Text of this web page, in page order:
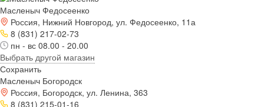
Масленыч Федосеенко
Россия, Нижний Новгород, ул. Федосеенко, 11а
8 (831) 217-02-73
пн - вс 08.00 - 20.00
Выбрать другой магазин
Сохранить
Масленыч Богородск
Россия, Богородск, ул. Ленина, 363
8 (831) 215-01-16